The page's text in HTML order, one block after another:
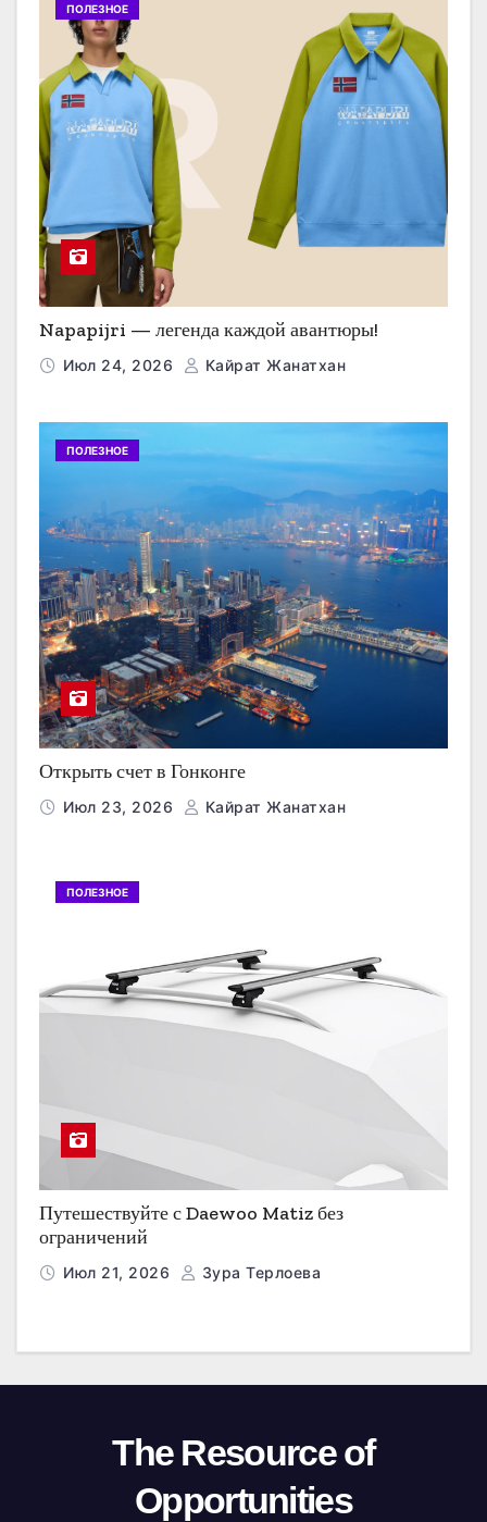
ПОЛЕЗНОЕ
Napapijri — легенда каждой авантюры!
Июл 24, 2026 Кайрат Жанатхан
ПОЛЕЗНОЕ
Открыть счет в Гонконге
Июл 23, 2026 Кайрат Жанатхан
ПОЛЕЗНОЕ
Путешествуйте с Daewoo Matiz без
ограничений
Июл 21, 2026 Зура Терлоева
The Resource of
Opportunities